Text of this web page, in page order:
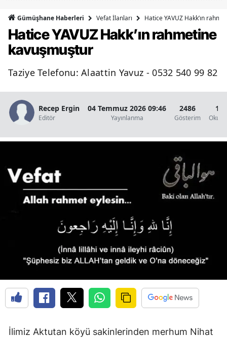
Bingöl
Bolu
Burdur
Bursa
Çanakkale
Denizli
Diyarbakır
Edirne
Elazığ
Erzincan
Erzurum
Gümüşhane Haberleri Vefat İlanları Hatice YAVUZ Hakk’ın
Hatice YAVUZ Hakk’ın rahmetine
kavuşmuştur
Taziye Telefonu: Alaattin Yavuz - 0532 540 99 82
Recep Ergin
Editör
04 Temmuz 2026 09:46
Yayınlanma
2486
Gösterim
1
İlimiz Aktutan köyü sakinlerinden merhum Nihat